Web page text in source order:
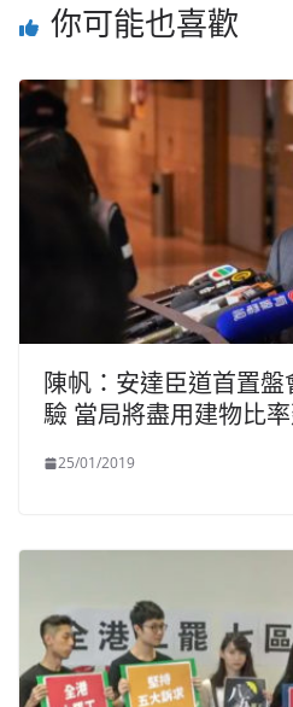
你可能也喜歡
陳帆：安達臣道首置
驗 當局將盡用建物比
25/01/2019